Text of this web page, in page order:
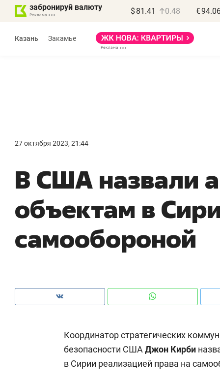
забронируй валюту $ 81.41 0.48 €
Казань Закамье
27 октября 2023, 21:44
В США назвали
объектам в
самообороной
Координатор стратегических
безопасности США Джон Кирби
в Сирии реализацией права на
правил, бизнес может
потерять минимум
Как бизнесу выйти на зарубежные
рынки, почему надо знать аксакалов и
чем интересен Оман?